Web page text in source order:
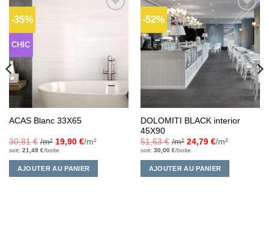
-35%
CHIC
ACAS Blanc 33X65
30,81€ /m² 19,90 €/m²
soit: 21,49 €/boite
AJOUTER AU PANIER
-52%
Ajouter
à la liste
d’envies
DOLOMITI BLACK interior
45X90
51,63€ /m² 24,79 €/m²
soit: 30,00 €/boite
AJOUTER AU PANIER